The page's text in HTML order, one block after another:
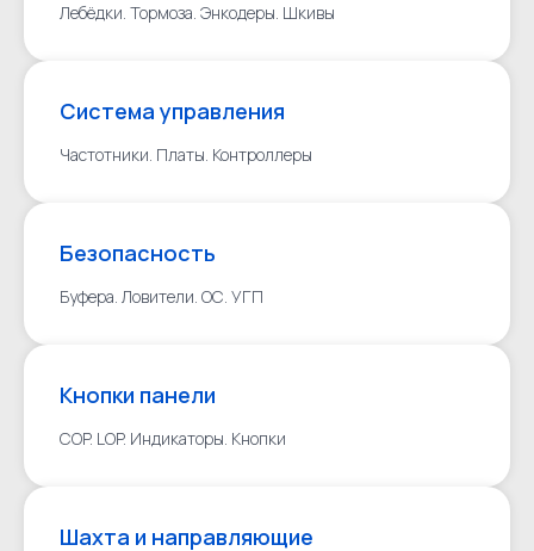
Лебёдки. Тормоза. Энкодеры. Шкивы
Система управления
Частотники. Платы. Контроллеры
Безопасность
Буфера. Ловители. ОС. УГП
Кнопки панели
COP. LOP. Индикаторы. Кнопки
Шахта и направляющие